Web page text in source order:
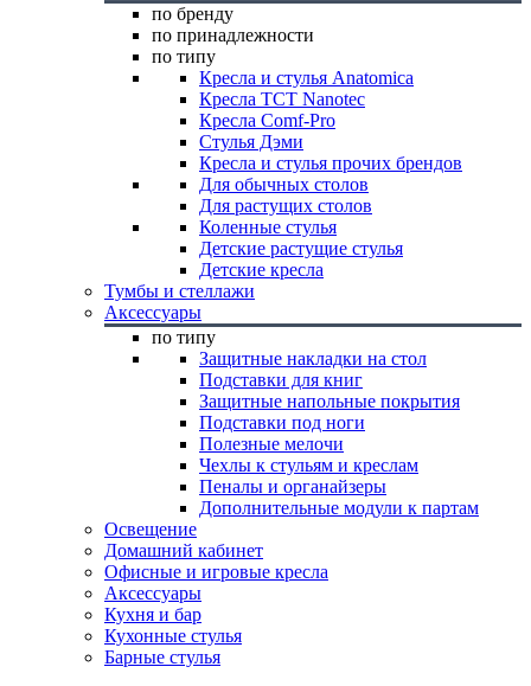
по бренду
по принадлежности
по типу
Кресла и стулья Anatomica
Кресла TCT Nanotec
Кресла Comf-Pro
Стулья Дэми
Кресла и стулья прочих брендов
Для обычных столов
Для растущих столов
Коленные стулья
Детские растущие стулья
Детские кресла
Тумбы и стеллажи
Аксессуары
по типу
Защитные накладки на стол
Подставки для книг
Защитные напольные покрытия
Подставки под ноги
Полезные мелочи
Чехлы к стульям и креслам
Пеналы и органайзеры
Дополнительные модули к партам
Освещение
Домашний кабинет
Офисные и игровые кресла
Аксессуары
Кухня и бар
Кухонные стулья
Барные стулья